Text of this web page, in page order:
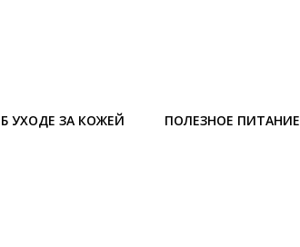
УХОДЕ ЗА КОЖЕЙ ПОЛЕЗНОЕ ПИТАНИЕ